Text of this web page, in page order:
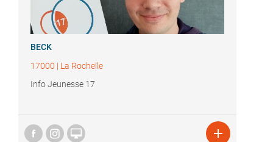
BECK
17000 | La Rochelle
Info Jeunesse 17
 